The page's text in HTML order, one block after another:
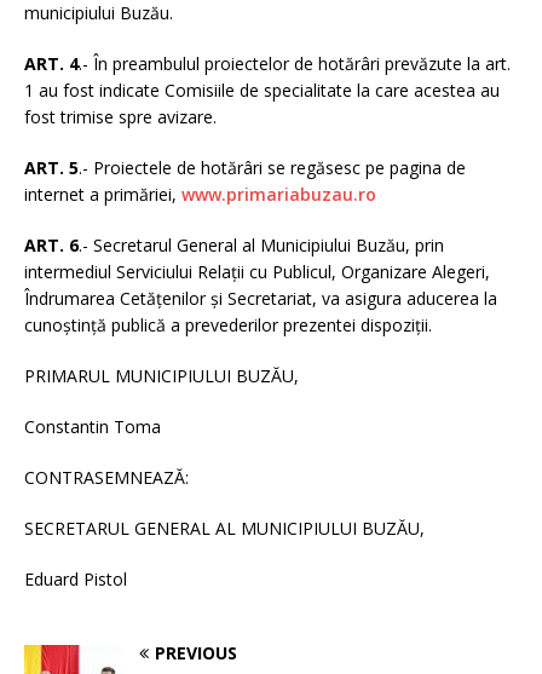
municipiului Buzău.
ART. 4.- În preambulul proiectelor de hotărâri prevăzute la art.
1 au fost indicate Comisiile de specialitate la care acestea au
fost trimise spre avizare.
ART. 5.- Proiectele de hotărâri se regăsesc pe pagina de
internet a primăriei, www.primariabuzau.ro
ART. 6.- Secretarul General al Municipiului Buzău, prin
intermediul Serviciului Relaţii cu Publicul, Organizare Alegeri,
Îndrumarea Cetăţenilor şi Secretariat, va asigura aducerea la
cunoştinţă publică a prevederilor prezentei dispoziţii.
PRIMARUL MUNICIPIULUI BUZĂU,
Constantin Toma
CONTRASEMNEAZĂ:
SECRETARUL GENERAL AL MUNICIPIULUI BUZĂU,
Eduard Pistol
PREVIOUS